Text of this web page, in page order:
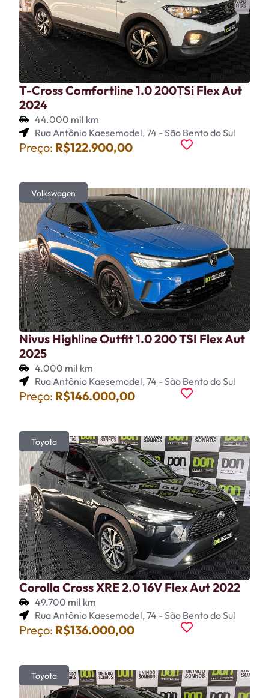
T-Cross Comfortline 1.0 200TSi Flex Aut
2024
44.000 mil km
Rua Antônio Kaesemodel, 74 - São Bento do Sul
Preço: R$122.900,00
Volkswagen
Nivus Highline Outfit 1.0 200 TSI Flex Aut
2025
4.000 mil km
Rua Antônio Kaesemodel, 74 - São Bento do Sul
Preço: R$146.000,00
Toyota
Corolla Cross XRE 2.0 16V Flex Aut 2022
49.700 mil km
Rua Antônio Kaesemodel, 74 - São Bento do Sul
Preço: R$136.000,00
Toyota